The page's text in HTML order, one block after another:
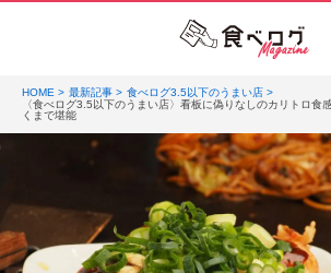
HOME 最新記事
食べログ3.5以下のうまい店
〈食べログ3.5以下のうまい店〉看板に偽りなしのカリトロ食
くまで堪能